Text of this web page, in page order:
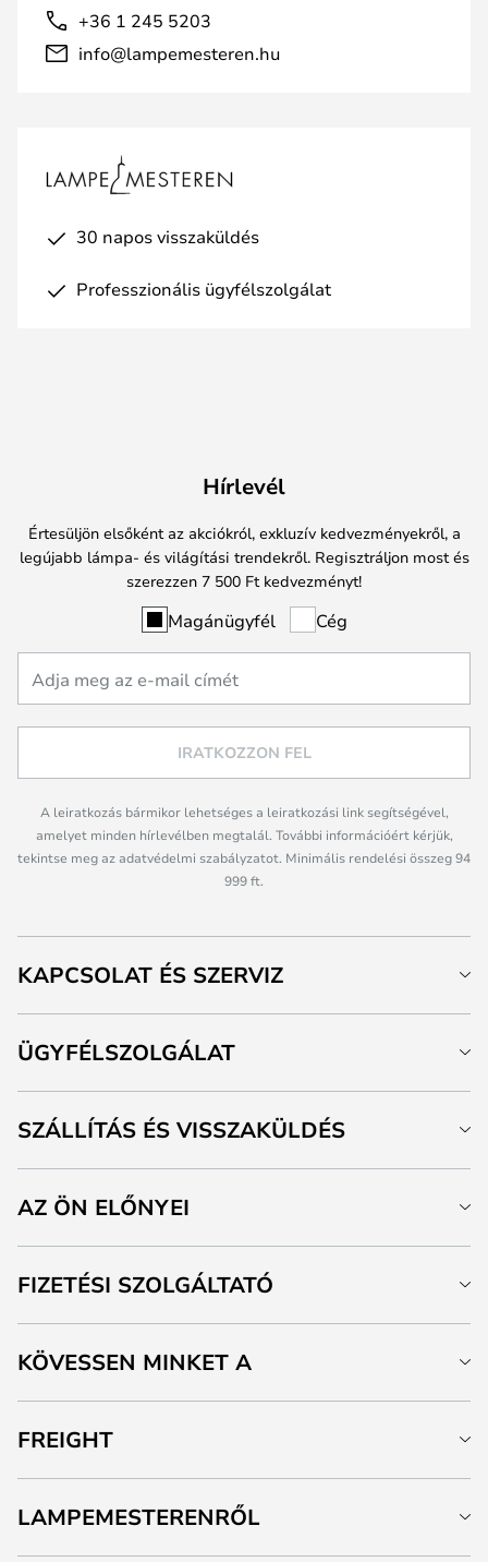
+36 1 245 5203
info@lampemesteren.hu
30 napos visszaküldés
Professzionális ügyfélszolgálat
Hírlevél
Értesüljön elsőként az akciókról, exkluzív kedvezményekről, a
legújabb lámpa- és világítási trendekről. Regisztráljon most és
szerezzen 7 500 Ft kedvezményt!
Magánügyfél Cég
IRATKOZZON FEL
A leiratkozás bármikor lehetséges a leiratkozási link segítségével,
amelyet minden hírlevélben megtalál. További információért kérjük,
tekintse meg az adatvédelmi szabályzatot. Minimális rendelési összeg 94
999 ft.
KAPCSOLAT ÉS SZERVIZ
ÜGYFÉLSZOLGÁLAT
SZÁLLÍTÁS ÉS VISSZAKÜLDÉS
AZ ÖN ELŐNYEI
FIZETÉSI SZOLGÁLTATÓ
KÖVESSEN MINKET A
FREIGHT
LAMPEMESTERENRŐL